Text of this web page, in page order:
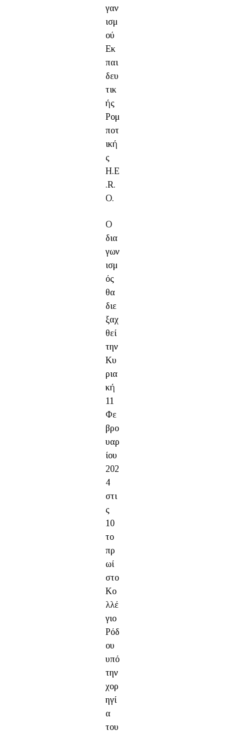
γαν
ισμ
ού
Εκ
παι
δευ
τικ
ής
Ρομ
ποτ
ική
ς
H.E
.R.
O.
Ο
δια
γων
ισμ
ός
θα
διε
ξαχ
θεί
την
Κυ
ρια
κή
11
Φε
βρο
υαρ
ίου
202
4
στι
ς
10
το
πρ
ωί
στο
Κο
λλέ
γιο
Ρόδ
ου
υπό
την
χορ
ηγί
α
του